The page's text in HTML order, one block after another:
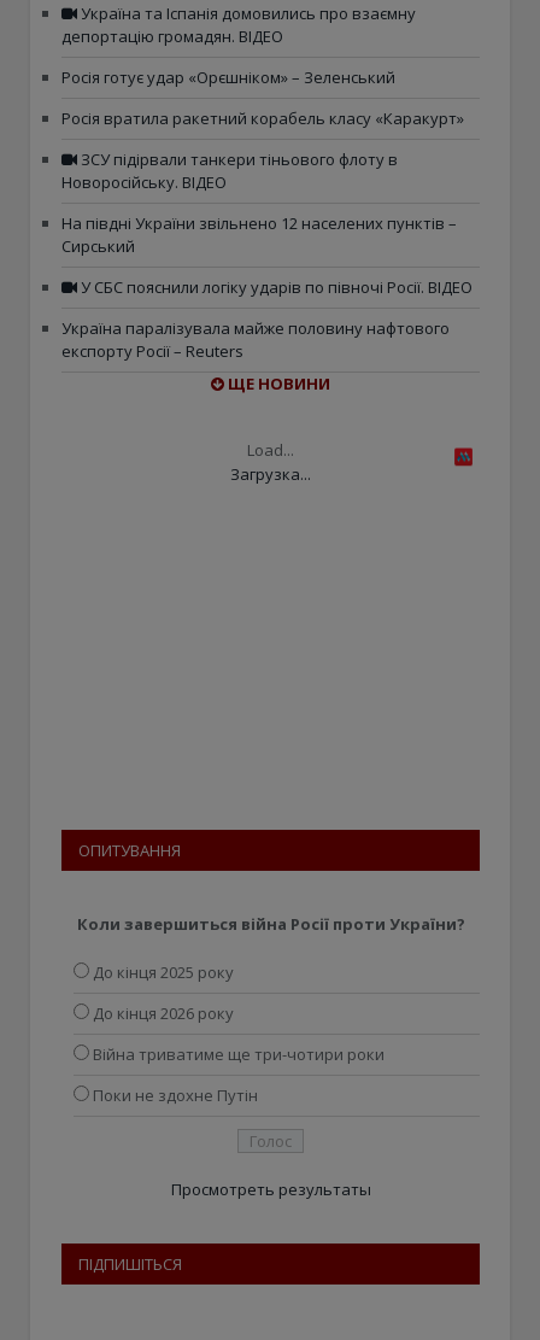
Україна та Іспанія домовились про взаємну
депортацію громадян. ВІДЕО
Росія готує удар «Орєшніком» – Зеленський
Росія вратила ракетний корабель класу «Каракурт»
ЗСУ підірвали танкери тіньового флоту в
Новоросійську. ВІДЕО
На півдні України звільнено 12 населених пунктів –
Сирський
У СБС пояснили логіку ударів по півночі Росії. ВІДЕО
Україна паралізувала майже половину нафтового
експорту Росії – Reuters
ЩЕ НОВИНИ
Load...
Загрузка...
ОПИТУВАННЯ
Коли завершиться війна Росії проти України?
До кінця 2025 року
До кінця 2026 року
Війна триватиме ще три-чотири роки
Поки не здохне Путін
Просмотреть результаты
ПІДПИШІТЬСЯ